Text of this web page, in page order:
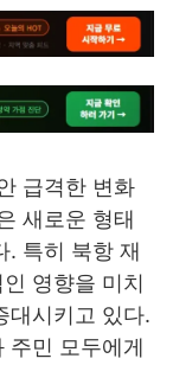
급격한 변화
새로운 형태
. 특히 북항 재
영향을 미치
대시키고 있다.
주민 모두에게